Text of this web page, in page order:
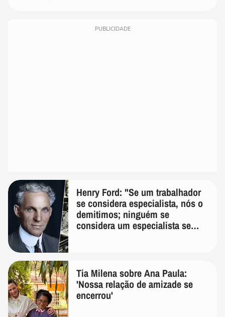
PUBLICIDADE
Henry Ford: "Se um trabalhador
se considera especialista, nós o
demitimos; ninguém se
considera um especialista se
Tia Milena sobre Ana Paula:
'Nossa relação de amizade se
encerrou'